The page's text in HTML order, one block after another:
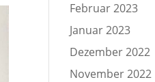
Februar 2023
Januar 2023
Dezember 2022
November 2022